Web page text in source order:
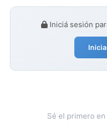
Iniciá sesión
Sé el primero